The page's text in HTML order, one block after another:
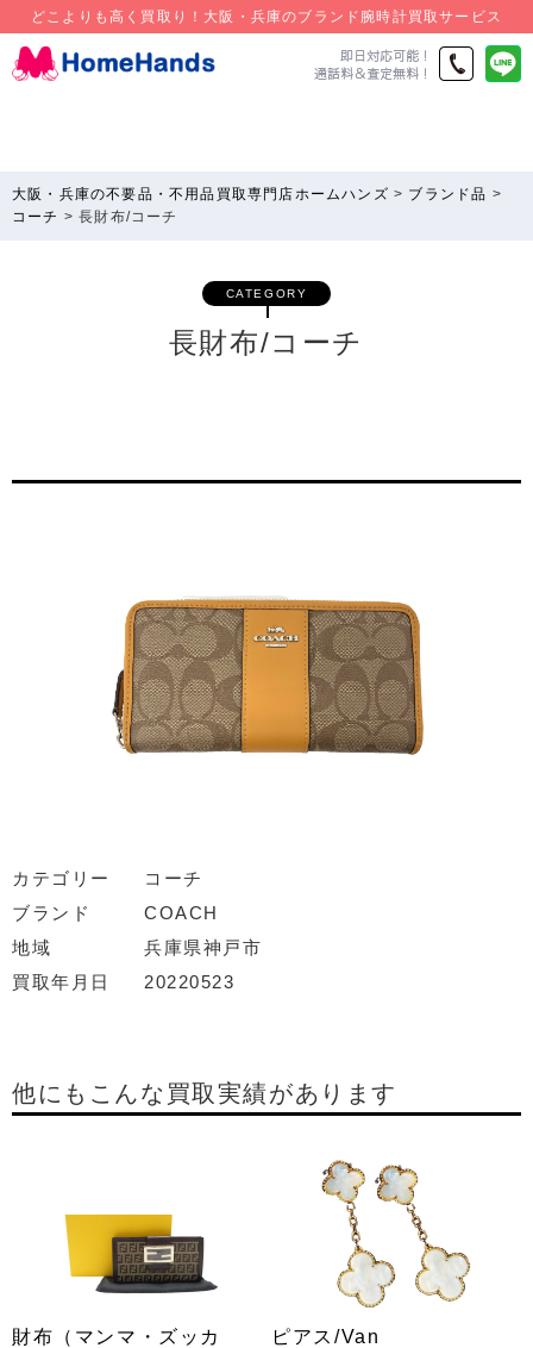
どこよりも高く買取り！大阪・兵庫のブランド腕時計買取サービス
大阪・兵庫の不要品・不用品買取専門店ホームハンズ > ブランド品 >
コーチ >長財布/コーチ
CATEGORY
長財布/コーチ
カテゴリー
コーチ
ブランド
COACH
地域
兵庫県神戸市
買取年月日
20220523
他にもこんな買取実績があります
財布（マンマ・ズッカ
ピアス/Van